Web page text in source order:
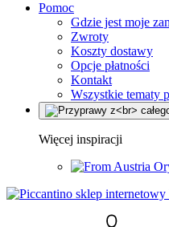
Pomoc
Gdzie jest moje
Zwroty
Koszty dostawy
Opcje płatności
Kontakt
Wszystkie tematy
Więcej inspiracji